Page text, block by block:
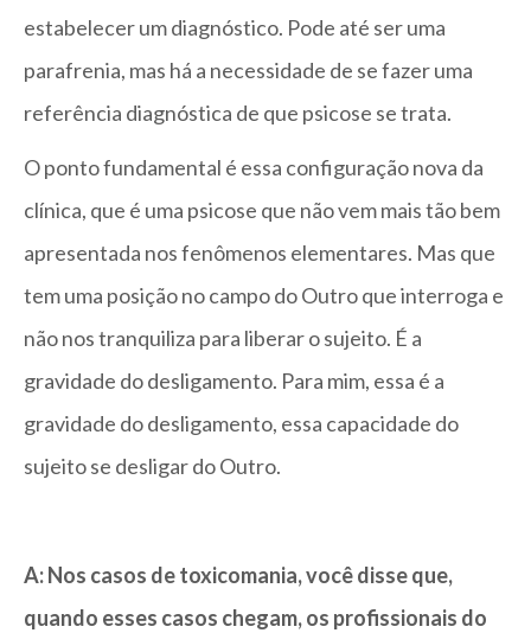
estabelecer um diagnóstico. Pode até ser uma
parafrenia, mas há a necessidade de se fazer uma
referência diagnóstica de que psicose se trata.
O ponto fundamental é essa configuração nova da
clínica, que é uma psicose que não vem mais tão bem
apresentada nos fenômenos elementares. Mas que
tem uma posição no campo do Outro que interroga e
não nos tranquiliza para liberar o sujeito. É a
gravidade do desligamento. Para mim, essa é a
gravidade do desligamento, essa capacidade do
sujeito se desligar do Outro.
A: Nos casos de toxicomania, você disse que,
quando esses casos chegam, os profissionais do